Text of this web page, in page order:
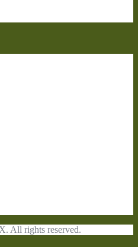
All rights reserved.